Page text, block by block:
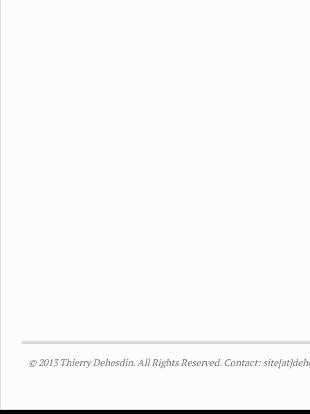
© 2013 Thierry Dehesdin. All Rights Reserved. Contact: